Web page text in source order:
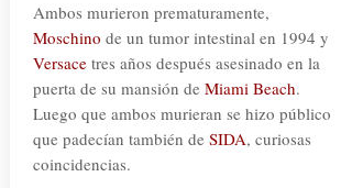
Ambos murieron prematuramente,
Moschino de un tumor intestinal en 1994 y
Versacetres años después asesinado en la
puerta de su mansión de Miami Beach.
Luego que ambos murieran se hizo público
que padecían también de SIDA, curiosas
coincidencias.